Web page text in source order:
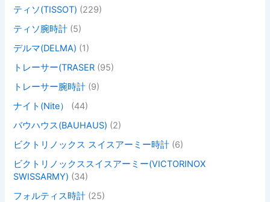
ティソ(TISSOT) (229)
ティソ腕時計 (5)
デルマ(DELMA) (1)
トレーサー(TRASER (95)
トレーサー腕時計 (9)
ナイト(Nite）
(44)
バウハウス(BAUHAUS) (2)
ビクトリノックス スイスアーミー時計 (6)
ビクトリノックススイスアーミー(VICTORINOX
SWISSARMY) (34)
フォルティス時計 (25)